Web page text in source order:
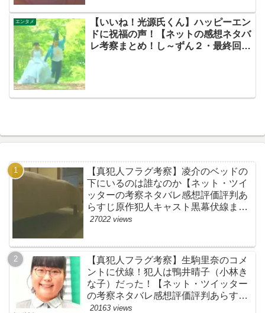
エンタメ
【いいね！光源氏くん】ハッピーエン
ドに祝福の声！【ネットの感想ネタバ
レ考察まとめ！し～ずん２・最終回
【真犯人フラグ考察】凌介のベッドの
下にいるのは誰なのか【ネット・ツイ
ッターの考察ネタバレ感想評価評判あ
らすじ原作犯人キャスト黒幕伏線まと
め】
27022 views
【真犯人フラグ考察】生駒里奈のコメ
ントに伏線！犯人は鴨井晴子（小林き
な子）だった！【ネット・ツイッター
の考察ネタバレ感想評価評判あらすじ
原作犯人キャスト黒幕伏線まとめ・鴨
20163 views